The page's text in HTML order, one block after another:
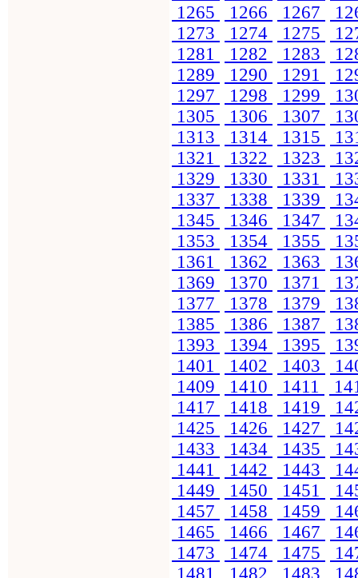
1265
1266 1267
1273
1274 1275
1281
1282 1283
1289
1290 1291
1297
1298 1299
1305
1306 1307
1313
1314 1315
1321
1322 1323
1329
1330 1331
1337
1338 1339
1345
1346 1347
1353
1354 1355
1361
1362 1363
1369
1370 1371
1377
1378 1379
1385
1386 1387
1393
1394 1395
1401
1402 1403
1409
1410 1411
1417
1418 1419
1425
1426 1427
1433
1434 1435
1441
1442 1443
1449
1450 1451
1457
1458 1459
1465
1466 1467
1473
1474 1475
1481
1482 1483